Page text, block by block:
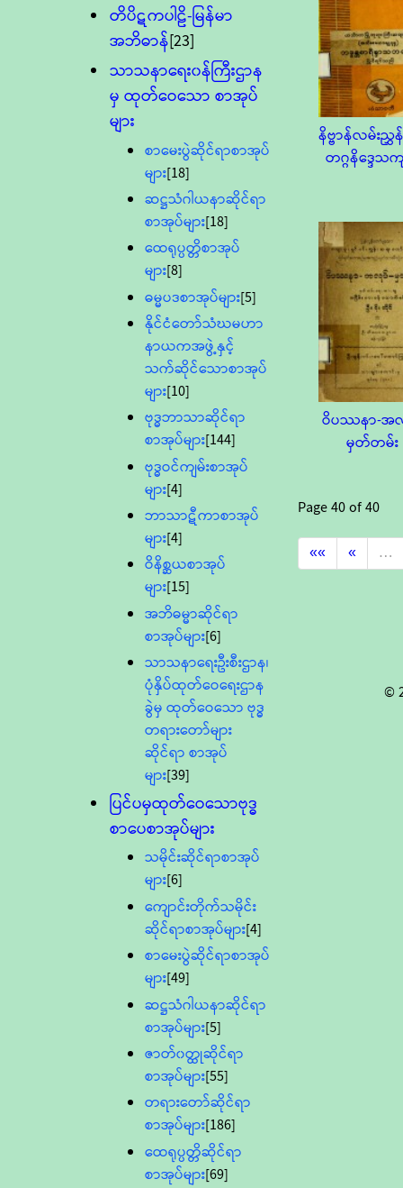
တိပိဋကပါဠိ-မြန်မာ
အဘိဓာန်[23]
သာသနာရေး၀န်ကြီးဌာန
မှ ထုတ်ဝေသော စာအုပ်
များ
စာမေးပွဲဆိုင်ရာစာအုပ်
များ[18]
ဆဋ္ဌသံဂါယနာဆိုင်ရာ
စာအုပ်များ[18]
ထေရုပ္ပတ္တိစာအုပ်
များ[8]
ဓမ္မပဒစာအုပ်များ[5]
နိုင်ငံတော်သံဃမဟာ
နာယကအဖွဲ့နှင့်
သက်ဆိုင်သောစာအုပ်
များ[10]
ဗုဒ္ဓဘာသာဆိုင်ရာ
စာအုပ်များ[144]
ဗုဒ္ဓဝင်ကျမ်းစာအုပ်
များ[4]
ဘာသာဋီကာစာအုပ်
များ[4]
ဝိနိစ္ဆယစာအုပ်
များ[15]
အဘိဓမ္မာဆိုင်ရာ
စာအုပ်များ[6]
သာသနာရေးဦးစီးဌာန၊
ပုံနှိပ်ထုတ်ဝေရေးဌာန
ခွဲမှ ထုတ်ဝေသော ဗုဒ္ဓ
တရားတော်များ
ဆိုင်ရာ စာအုပ်
များ[39]
ပြင်ပမှထုတ်ဝေသောဗုဒ္ဓ
စာပေစာအုပ်များ
သမိုင်းဆိုင်ရာစာအုပ်
များ[6]
ကျောင်းတိုက်သမိုင်း
ဆိုင်ရာစာအုပ်များ[4]
စာမေးပွဲဆိုင်ရာစာအုပ်
များ[49]
ဆဋ္ဌသံဂါယနာဆိုင်ရာ
စာအုပ်များ[5]
ဇာတ်၀တ္ထုဆိုင်ရာ
စာအုပ်များ[55]
တရားတော်ဆိုင်ရာ
စာအုပ်များ[186]
ထေရုပ္ပတ္တိဆိုင်ရာ
စာအုပ်များ[69]
နိဗ္ဗာန်လမ်း
တဂ္ဂနိဒ္ဒေသက
ဝိပဿနာ-အ
မှတ်တမ်း
Page40of40
««
« …
©